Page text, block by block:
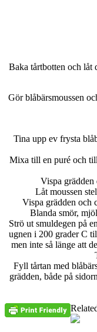
Baka tårtbotten och låt
Gör blåbärsmoussen
Tina upp ev frysta
Mixa till en puré och
Vispa grädden
Låt moussen
Vispa grädden och
Blanda smör,
Strö ut smuldegen på
ugnen i 200 grader C
men inte så länge att
Fyll tårtan med
grädden, både på